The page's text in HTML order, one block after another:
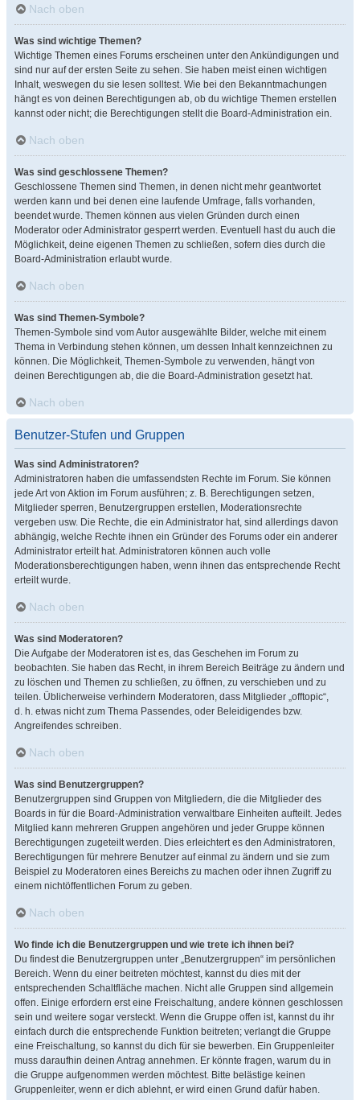
Nach oben
Was sind wichtige Themen?
Wichtige Themen eines Forums erscheinen unter den Ankündigungen und
sind nur auf der ersten Seite zu sehen. Sie haben meist einen wichtigen
Inhalt, weswegen du sie lesen solltest. Wie bei den Bekanntmachungen
hängt es von deinen Berechtigungen ab, ob du wichtige Themen erstellen
kannst oder nicht; die Berechtigungen stellt die Board-Administration ein.
Nach oben
Was sind geschlossene Themen?
Geschlossene Themen sind Themen, in denen nicht mehr geantwortet
werden kann und bei denen eine laufende Umfrage, falls vorhanden,
beendet wurde. Themen können aus vielen Gründen durch einen
Moderator oder Administrator gesperrt werden. Eventuell hast du auch die
Möglichkeit, deine eigenen Themen zu schließen, sofern dies durch die
Board-Administration erlaubt wurde.
Nach oben
Was sind Themen-Symbole?
Themen-Symbole sind vom Autor ausgewählte Bilder, welche mit einem
Thema in Verbindung stehen können, um dessen Inhalt kennzeichnen zu
können. Die Möglichkeit, Themen-Symbole zu verwenden, hängt von
deinen Berechtigungen ab, die die Board-Administration gesetzt hat.
Nach oben
Benutzer-Stufen und Gruppen
Was sind Administratoren?
Administratoren haben die umfassendsten Rechte im Forum. Sie können
jede Art von Aktion im Forum ausführen; z. B. Berechtigungen setzen,
Mitglieder sperren, Benutzergruppen erstellen, Moderationsrechte
vergeben usw. Die Rechte, die ein Administrator hat, sind allerdings davon
abhängig, welche Rechte ihnen ein Gründer des Forums oder ein anderer
Administrator erteilt hat. Administratoren können auch volle
Moderationsberechtigungen haben, wenn ihnen das entsprechende Recht
erteilt wurde.
Nach oben
Was sind Moderatoren?
Die Aufgabe der Moderatoren ist es, das Geschehen im Forum zu
beobachten. Sie haben das Recht, in ihrem Bereich Beiträge zu ändern und
zu löschen und Themen zu schließen, zu öffnen, zu verschieben und zu
teilen. Üblicherweise verhindern Moderatoren, dass Mitglieder „offtopic“,
d. h. etwas nicht zum Thema Passendes, oder Beleidigendes bzw.
Angreifendes schreiben.
Nach oben
Was sind Benutzergruppen?
Benutzergruppen sind Gruppen von Mitgliedern, die die Mitglieder des
Boards in für die Board-Administration verwaltbare Einheiten aufteilt. Jedes
Mitglied kann mehreren Gruppen angehören und jeder Gruppe können
Berechtigungen zugeteilt werden. Dies erleichtert es den Administratoren,
Berechtigungen für mehrere Benutzer auf einmal zu ändern und sie zum
Beispiel zu Moderatoren eines Bereichs zu machen oder ihnen Zugriff zu
einem nichtöffentlichen Forum zu geben.
Nach oben
Wo finde ich die Benutzergruppen und wie trete ich ihnen bei?
Du findest die Benutzergruppen unter „Benutzergruppen“ im persönlichen
Bereich. Wenn du einer beitreten möchtest, kannst du dies mit der
entsprechenden Schaltfläche machen. Nicht alle Gruppen sind allgemein
offen. Einige erfordern erst eine Freischaltung, andere können geschlossen
sein und weitere sogar versteckt. Wenn die Gruppe offen ist, kannst du ihr
einfach durch die entsprechende Funktion beitreten; verlangt die Gruppe
eine Freischaltung, so kannst du dich für sie bewerben. Ein Gruppenleiter
muss daraufhin deinen Antrag annehmen. Er könnte fragen, warum du in
die Gruppe aufgenommen werden möchtest. Bitte belästige keinen
Gruppenleiter, wenn er dich ablehnt, er wird einen Grund dafür haben.